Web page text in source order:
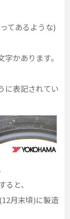
てあるような)
かあります。
に表記されてい
と、
月末頃)に製造